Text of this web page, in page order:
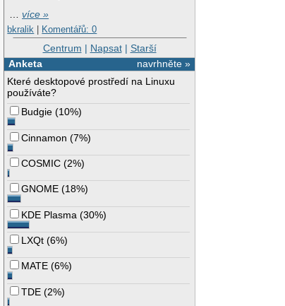
…více »
bkralik
Komentářů: 0
Centrum | Napsat| Starší
navrhněte »
Anketa
Které desktopové prostředí na Linuxu
používáte?
Budgie (10%)
Cinnamon (7%)
COSMIC (2%)
GNOME (18%)
KDE Plasma (30%)
LXQt (6%)
MATE (6%)
TDE (2%)